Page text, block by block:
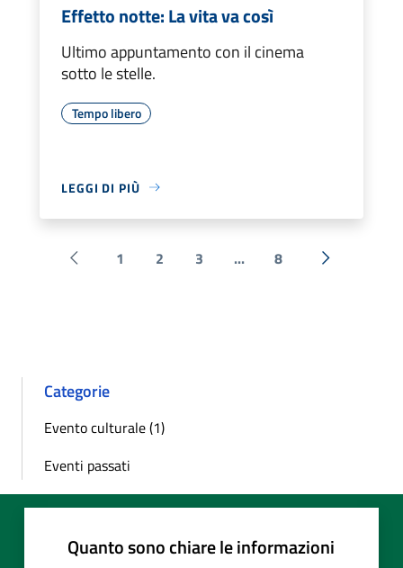
Effetto notte: La vita va così
Ultimo appuntamento con il cinema
sotto le stelle.
Tempo libero
LEGGI DI PIÙ
Pagina precedente
1 2 3 ... 8 Successiva
Categorie
Evento culturale (1)
Eventi passati
Quanto sono chiare le informazioni